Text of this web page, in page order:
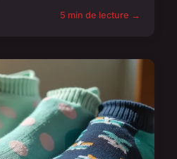
5 min de lecture →